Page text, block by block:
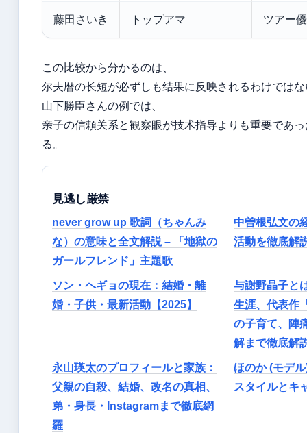
藤田さいき トップアマ ツアー
この比较から分かるのは、
尔夫暦の长短が必ずしも结果に反映されるわけでは
山下勝臣さんの例では、
亲子の信頼关系と観察眼が技术指导よりも重要であ
る。
見逃し厳禁
never grow up 歌詞（ちゃんみ
な）の意味と全文解説 – 「地獄の
ガールフレンド」主題歌
中曽根弘文の
活動を徹底解
ソン・ヘギョの現在：結婚・離
婚・子供・最新活動【2025】
与謝野晶子と
生涯、代表作
の子育て、陣
解まで徹底解
永山瑛太のプロフィールと家族：
父親の自殺、結婚、改名の真相、
弟・身長・Instagramまで徹底網
羅
ほのか (モデ
スタイルとキ